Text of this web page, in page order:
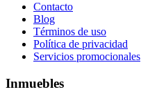
Contacto
Blog
Términos de uso
Política de privacidad
Servicios promocionales
Inmuebles